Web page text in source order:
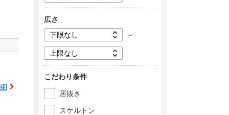
広さ
～
こだわり条件
居抜き
スケルトン